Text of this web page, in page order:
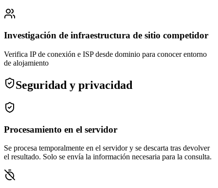
Investigación de infraestructura de sitio competidor
Verifica IP de conexión e ISP desde dominio para conocer entorno
de alojamiento
Seguridad y privacidad
Procesamiento en el servidor
Se procesa temporalmente en el servidor y se descarta tras devolver
el resultado. Solo se envía la información necesaria para la consulta.